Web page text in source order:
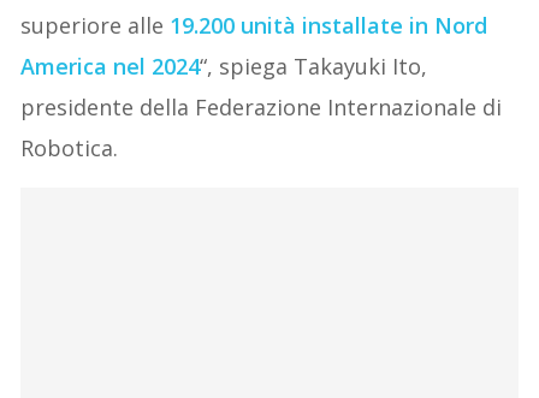
superiore alle 19.200 unità installate in Nord
America nel 2024“, spiega Takayuki Ito,
presidente della Federazione Internazionale di
Robotica.